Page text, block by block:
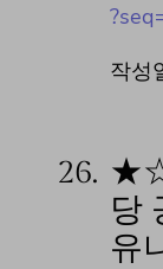
작성
26.
당
유